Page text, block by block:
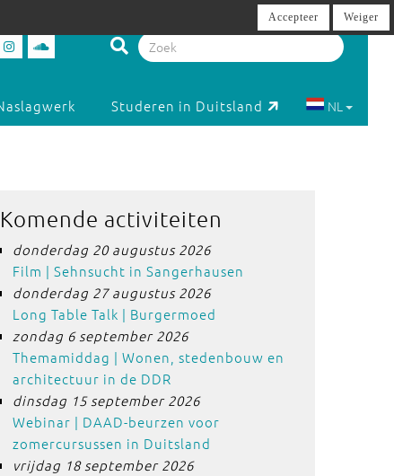
Studeren in Duitsland NL
Komende activiteiten
donderdag 20 augustus 2026
Film | Sehnsucht in Sangerhausen
donderdag 27 augustus 2026
Long Table Talk | Burgermoed
zondag 6 september 2026
Themamiddag | Wonen, stedenbouw en
architectuur in de DDR
dinsdag 15 september 2026
Webinar | DAAD-beurzen voor
zomercursussen in Duitsland
vrijdag 18 september 2026
Accepteer Weiger